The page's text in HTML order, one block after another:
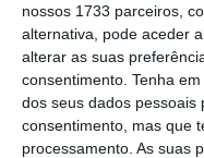
nossos 1733 parceiros,
alternativa, pode aceder
alterar as suas
consentimento. Tenha
dos seus dados pessoais
consentimento, mas que
processamento. As suas
Investidores
de Trump
Ler Mais
Em fevereiro,